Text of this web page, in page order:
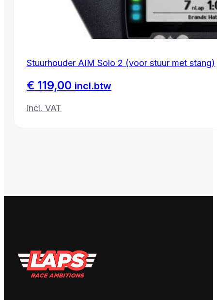
Stuurhouder AIM Solo 2 (voor stuur met stang)
€ 119,00 incl.btw
incl. VAT